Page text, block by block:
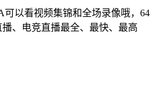
以看视频集锦和全场录像哦，64
、电竞直播最全、最快、最高